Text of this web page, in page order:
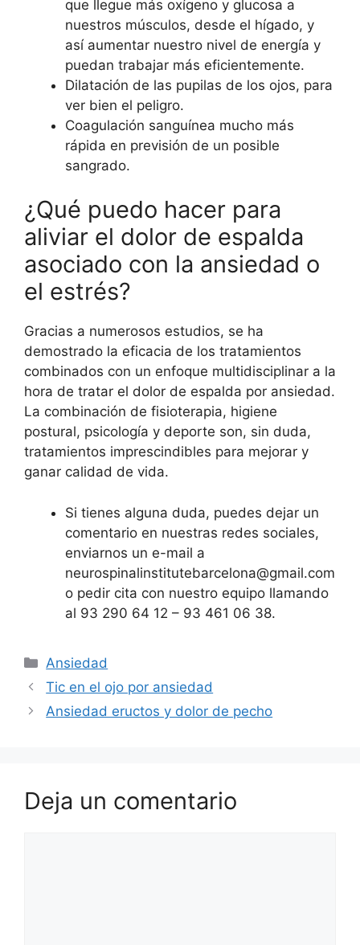
que llegue más oxígeno y glucosa a
nuestros músculos, desde el hígado, y
así aumentar nuestro nivel de energía y
puedan trabajar más eficientemente.
Dilatación de las pupilas de los ojos, para
ver bien el peligro.
Coagulación sanguínea mucho más
rápida en previsión de un posible
sangrado.
¿Qué puedo hacer para
aliviar el dolor de espalda
asociado con la ansiedad o
el estrés?
Gracias a numerosos estudios, se ha
demostrado la eficacia de los tratamientos
combinados con un enfoque multidisciplinar a la
hora de tratar el dolor de espalda por ansiedad.
La combinación de fisioterapia, higiene
postural, psicología y deporte son, sin duda,
tratamientos imprescindibles para mejorar y
ganar calidad de vida.
Si tienes alguna duda, puedes dejar un
comentario en nuestras redes sociales,
enviarnos un e-mail a
neurospinalinstitutebarcelona@gmail.com
o pedir cita con nuestro equipo llamando
al 93 290 64 12 – 93 461 06 38.
Categorías
Ansiedad
Tic en el ojo por ansiedad
Ansiedad eructos y dolor de pecho
Deja un comentario